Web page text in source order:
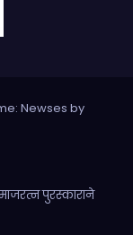
Newses by
पुरस्काराने